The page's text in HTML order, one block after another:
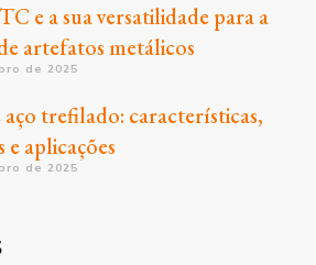
e a sua versatilidade para a
artefatos metálicos
de 2025
trefilado: características,
aplicações
de 2025